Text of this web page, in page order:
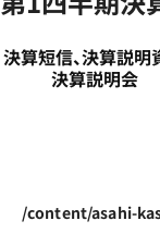
決算短信、決算説明
決算説明会
/content/asahi-